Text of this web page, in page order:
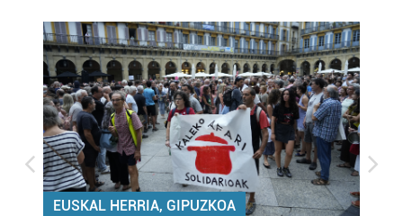
EUSKAL HERRIA, GIPUZKOA